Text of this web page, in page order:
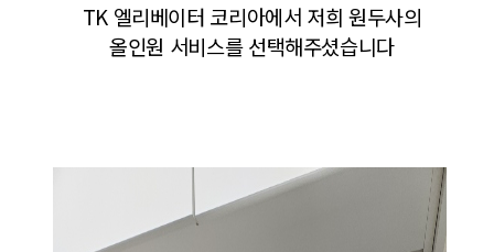
TK 엘리베이터 코리아에서 저희 원두사의
올인원 서비스를 선택해주셨습니다